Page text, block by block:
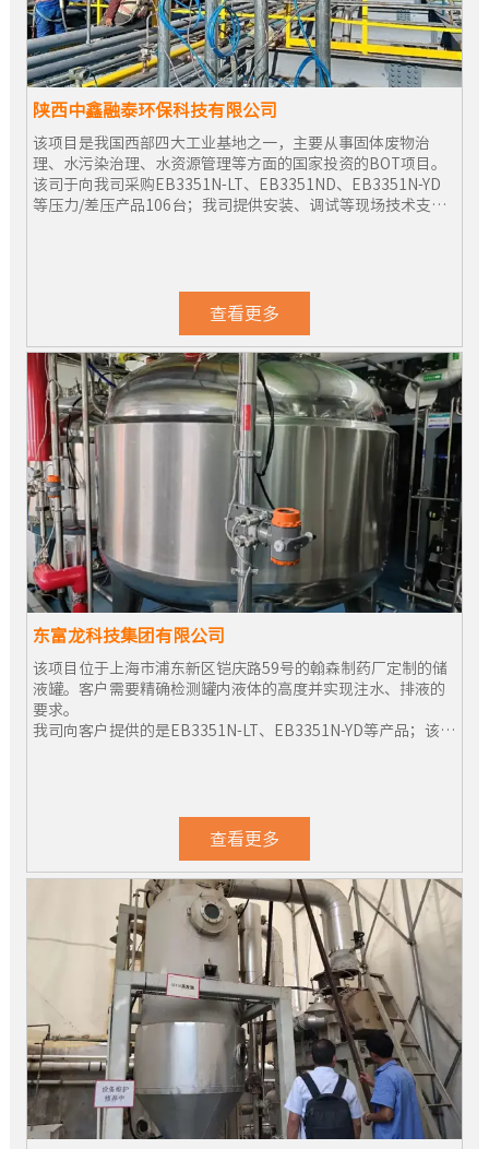
陕西中鑫融泰环保科技有限公司
该项目是我国西部四大工业基地之一，主要从事固体废物治
理、水污染治理、水资源管理等方面的国家投资的BOT项目。
该司于向我司采购EB3351N-LT、EB3351ND、EB3351N-YD
等压力/差压产品106台；我司提供安装、调试等现场技术支
查看更多
东富龙科技集团有限公司
该项目位于上海市浦东新区铠庆路59号的翰森制药厂定制的储
液罐。客户需要精确检测罐内液体的高度并实现注水、排液的
要求。
我司向客户提供的是EB3351N-LT、EB3351N-YD等产品；该产
查看更多